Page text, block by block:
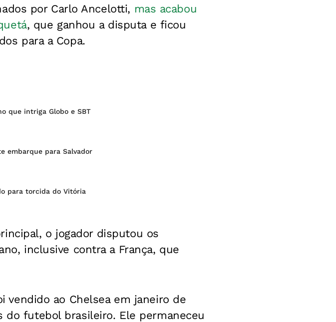
por Carlo Ancelotti, mas acabou
, que ganhou a disputa e ficou
para a Copa.
que intriga Globo e SBT
embarque para Salvador
para torcida do Vitória
o jogador disputou os
inclusive contra a França, que
vendido ao Chelsea em janeiro de
do futebol brasileiro. Ele permaneceu